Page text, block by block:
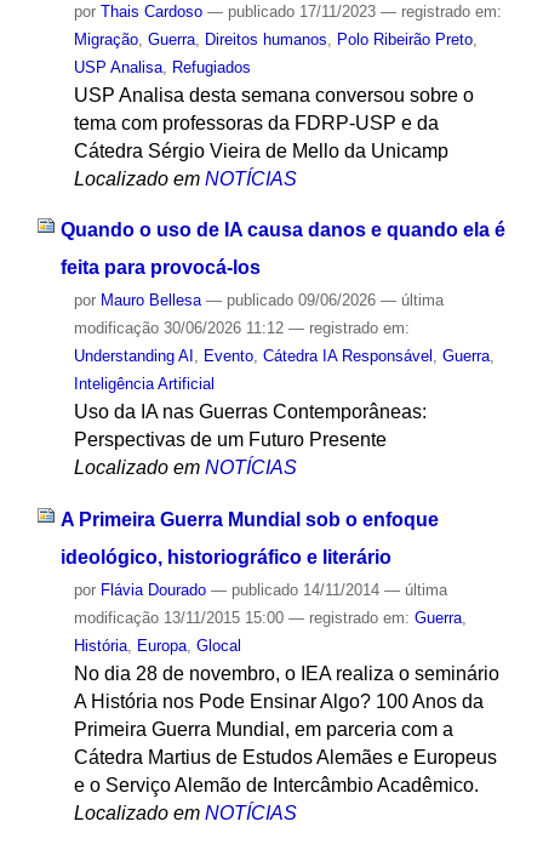
por Thais Cardoso — publicado17/11/2023 — registrado em:
Migração, Guerra, Direitos humanos Polo Ribeirão Preto,
USP Analisa, Refugiados
USP Analisa desta semana conversou sobre o
tema com professoras da FDRP-USP e da
Cátedra Sérgio Vieira de Mello da Unicamp
Localizado em NOTÍCIAS
Quando o uso de IA causa danos e quando ela é
feita para provocá-los
por Mauro Bellesa — publicado09/06/2026 — última
modificação30/06/2026 11:12 — registrado em:
Understanding AI , Evento, Cátedra IA Responsável , Guerra,
Inteligência Artificial
Uso da IA nas Guerras Contemporâneas:
Perspectivas de um Futuro Presente
Localizado em NOTÍCIAS
A Primeira Guerra Mundial sob o enfoque
ideológico, historiográfico e literário
por Flávia Dourado — publicado14/11/2014 — última
modificação13/11/2015 15:00 — registrado em: Guerra,
História, Europa, Glocal
No dia 28 de novembro, o IEA realiza o seminário
A História nos Pode Ensinar Algo? 100 Anos da
Primeira Guerra Mundial, em parceria com a
Cátedra Martius de Estudos Alemães e Europeus
e o Serviço Alemão de Intercâmbio Acadêmico.
Localizado em NOTÍCIAS